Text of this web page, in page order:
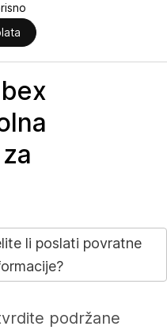
li poslati povratne
podržane